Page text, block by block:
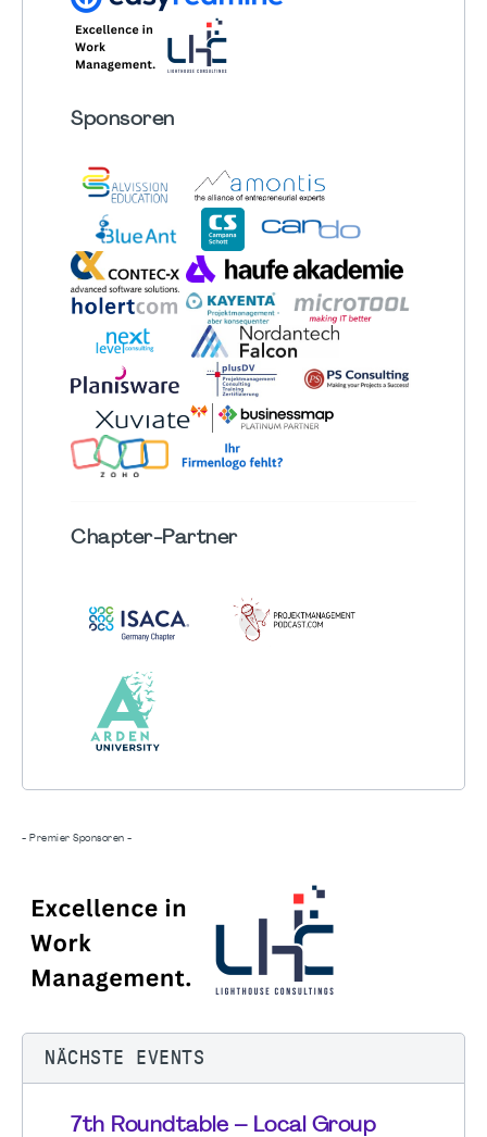
Sponsoren
Chapter-Partner
- Premier Sponsoren -
NÄCHSTE EVENTS
7th Roundtable – Local Group